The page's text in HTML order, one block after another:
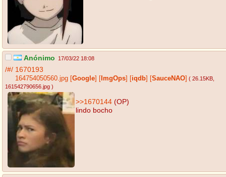
Anónimo 17/03/22 18:08
/#/ 1670193
164754050560.jpg Google ImgOps iqdb SauceNAO ( 26.15KB
161542790656.jpg )
>>1670144 (OP)
lindo bocho